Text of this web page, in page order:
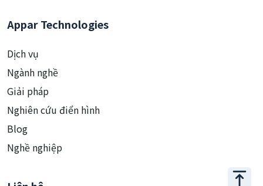
Appar Technologies
Dịch vụ
Ngành nghề
Giải pháp
Nghiên cứu điển hình
Blog
Nghề nghiệp